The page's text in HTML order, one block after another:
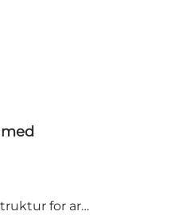
Incentive - Prisstruktur for arrangementer - resultater - til WOCO_1.pptx